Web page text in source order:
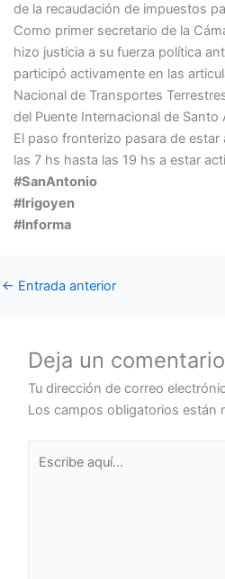
de la recaudación de impuestos
Como primer secretario de la
hizo justicia a su fuerza política
participó activamente en las
Nacional de Transportes
del Puente Internacional de
El paso fronterizo pasara de
las 7 hs hasta las 19 hs a estar
#SanAntonio
#Irigoyen
#Informa
← Entrada anterior
Deja un comentario
Tu dirección de correo
Los campos obligatorios están
aquí...